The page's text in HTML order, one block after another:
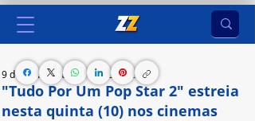
"Tudo Por Um Pop Star 2" estreia
nesta quinta (10) nos cinemas
9 de out. de 2024 2 min de leitura